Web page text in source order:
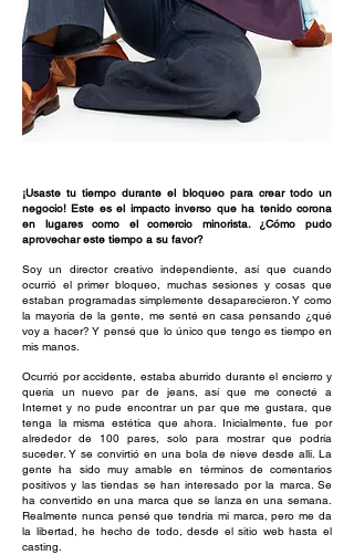
¡Usaste tu tiempo durante el bloqueo para crear todo un
negocio! Este es el impacto inverso que ha tenido corona
en lugares como el comercio minorista. ¿Cómo pudo
aprovechar este tiempo a su favor?
Soy un director creativo independiente, así que cuando
ocurrió el primer bloqueo, muchas sesiones y cosas que
estaban programadas simplemente desaparecieron. Y como
la mayoría de la gente, me senté en casa pensando ¿qué
voy a hacer? Y pensé que lo único que tengo es tiempo en
mis manos.
Ocurrió por accidente, estaba aburrido durante el encierro y
quería un nuevo par de jeans, así que me conecté a
Internet y no pude encontrar un par que me gustara, que
tenga la misma estética que ahora. Inicialmente, fue por
alrededor de 100 pares, solo para mostrar que podría
suceder. Y se convirtió en una bola de nieve desde allí. La
gente ha sido muy amable en términos de comentarios
positivos y las tiendas se han interesado por la marca. Se
ha convertido en una marca que se lanza en una semana.
Realmente nunca pensé que tendría mi marca, pero me da
la libertad, he hecho de todo, desde el sitio web hasta el
casting.